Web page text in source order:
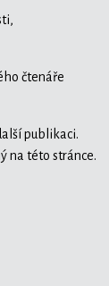
čtenáře
publikaci.
na této stránce.